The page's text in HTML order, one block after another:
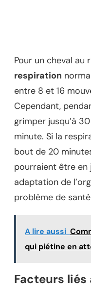
Pour un cheval au
respiration
entre 8 et 16
Cependant,
grimper jusqu’à
minute. Si la
bout de 20
pourraient être en
adaptation de
problème de
A lire aussi
qui piétine en
Facteurs liés